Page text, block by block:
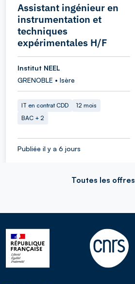
Assistant ingénieur en
instrumentation et
techniques
expérimentales H/F
Institut NEEL
GRENOBLE • Isère
IT en contrat CDD
12 mois
BAC + 2
Publiée il y a 6 jours
Toutes les offres